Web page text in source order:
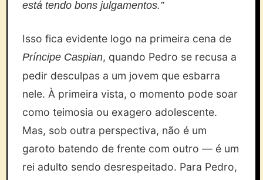
está tendo bons julgamentos.”
Isso fica evidente logo na primeira cena de
Príncipe Caspian, quando Pedro se recusa a
pedir desculpas a um jovem que esbarra
nele. À primeira vista, o momento pode soar
como teimosia ou exagero adolescente.
Mas, sob outra perspectiva, não é um
garoto batendo de frente com outro — é um
rei adulto sendo desrespeitado. Para Pedro,